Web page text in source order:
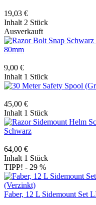
19,03 €
Inhalt 2 Stück
Ausverkauft
80mm
9,00 €
Inhalt 1 Stück
45,00 €
Inhalt 1 Stück
Schwarz
64,00 €
Inhalt 1 Stück
TIPP! - 29 %
Faber, 12 L Sidemount Set